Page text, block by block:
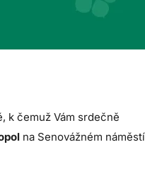
k čemuž Vám srdečně
na Senovážném